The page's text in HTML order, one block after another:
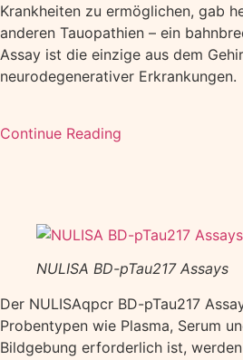
Krankheiten zu ermöglichen, gab
anderen Tauopathien – ein
Assay ist die einzige aus dem
neurodegenerativer Erkrankungen.
Continue Reading
NULISA BD-pTau217 Assays
Der NULISAqpcr BD-pTau217
Probentypen wie Plasma, Serum
Bildgebung erforderlich ist,